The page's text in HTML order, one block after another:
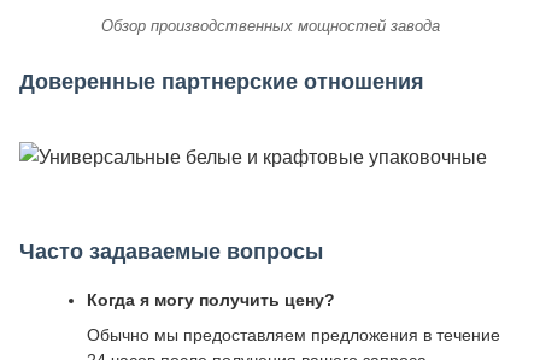
Обзор производственных мощностей завода
Доверенные партнерские отношения
Часто задаваемые вопросы
Когда я могу получить цену?
Обычно мы предоставляем предложения в течение